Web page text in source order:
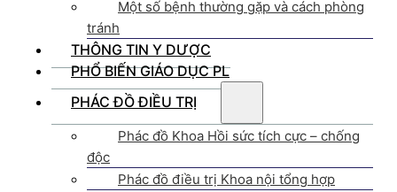
Một số bệnh thường gặp và cách phòng
tránh
THÔNG TIN Y DƯỢC
PHỔ BIẾN GIÁO DỤC PL
PHÁC ĐỒ ĐIỀU TRỊ
Phác đồ Khoa Hồi sức tích cực – chống
độc
Phác đồ điều trị Khoa nội tổng hợp